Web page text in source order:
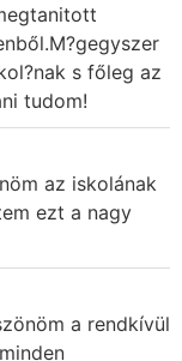
s főleg az
tudom!
az iskolának
ezt a nagy
a rendkívül